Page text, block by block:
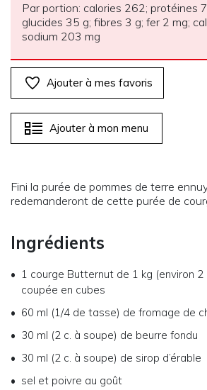
Par portion: calories 262; protéines
glucides 35 g; fibres 3 g; fer 2 mg;
sodium 203 mg
Ajouter à mes favoris
Ajouter à mon menu
Fini la purée de pommes de terre
redemanderont de cette purée de
Ingrédients
1 courge Butternut de 1 kg (environ
coupée en cubes
60 ml (1/4 de tasse) de fromage de
30 ml (2 c. à soupe) de beurre fondu
30 ml (2 c. à soupe) de sirop d’érable
sel et poivre au goût